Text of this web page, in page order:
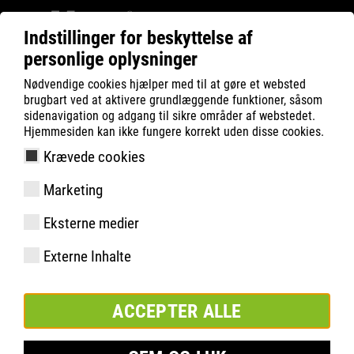
Indstillinger for beskyttelse af
personlige oplysninger
Nødvendige cookies hjælper med til at gøre et websted
brugbart ved at aktivere grundlæggende funktioner, såsom
sidenavigation og adgang til sikre områder af webstedet.
Hjemmesiden kan ikke fungere korrekt uden disse cookies.
Krævede cookies
Marketing
Eksterne medier
Externe Inhalte
ACCEPTER ALLE
ATLAS Company
Sponsoring
Borussia Dortmund